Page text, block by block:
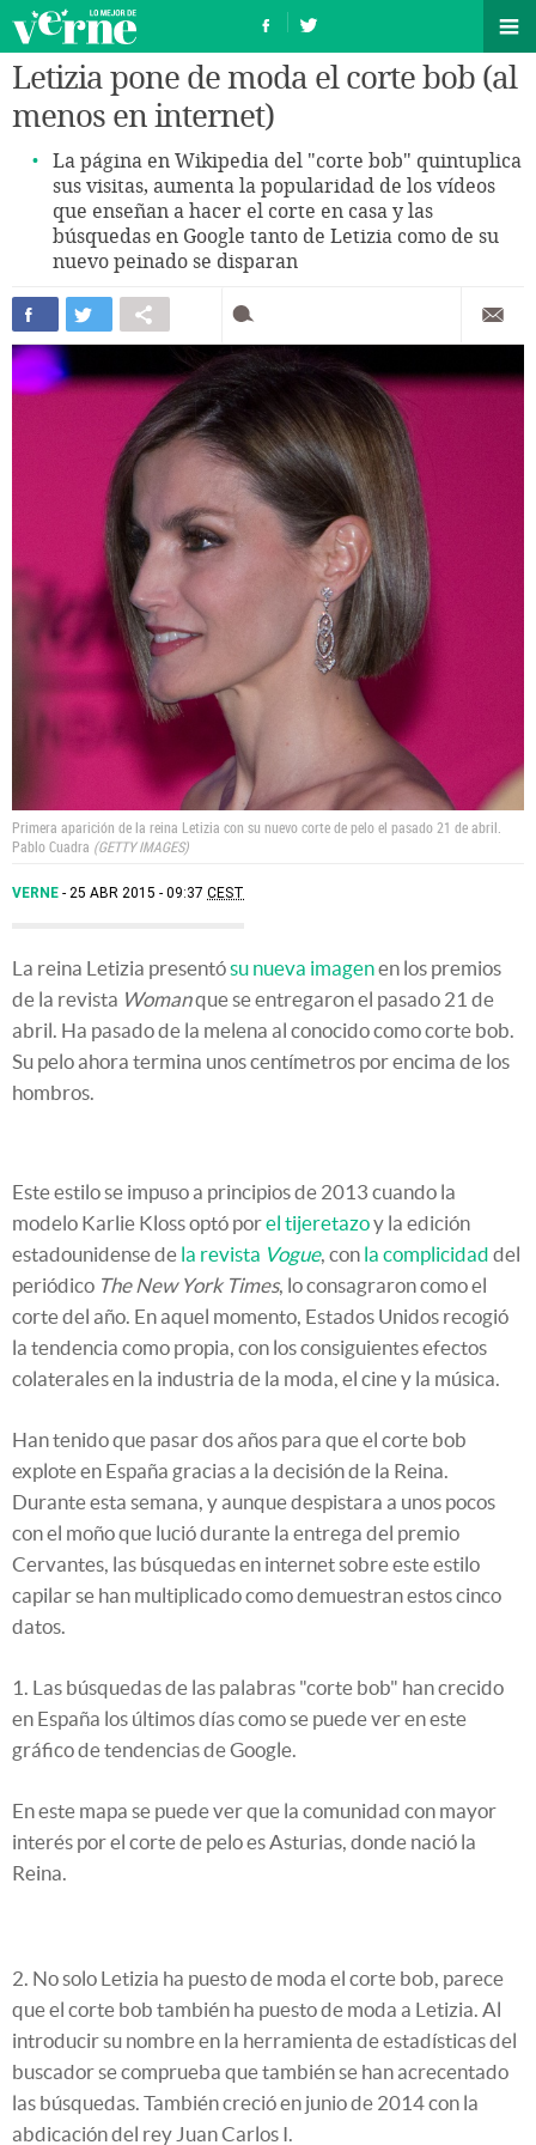
Letizia pone de moda el corte bob (al
menos en internet)
La página en Wikipedia del "corte bob" quintuplica
sus visitas, aumenta la popularidad de los vídeos
que enseñan a hacer el corte en casa y las
búsquedas en Google tanto de Letizia como de su
nuevo peinado se disparan
Primera aparición de la reina Letizia con su nuevo corte de pelo el pasado 21 de abril.
Pablo Cuadra GETTY IMAGES
VERNE 25 ABR 2015 - 09:37 CEST
La reina Letizia presentósu nueva imagenen los premios
de la revista Womanque se entregaron el pasado 21 de
abril. Ha pasado de la melena al conocido como corte bob.
Su pelo ahora termina unos centímetros por encima de los
hombros.
Este estilo se impuso a principios de 2013 cuando la
modelo Karlie Kloss optó porel tijeretazoy la edición
estadounidense de la revista Vogue, con la complicidad del
periódico The New York Times, lo consagraron como el
corte del año. En aquel momento, Estados Unidos recogió
la tendencia como propia, con los consiguientes efectos
colaterales en la industria de la moda, el cine y la música.
Han tenido que pasar dos años para que el corte bob
explote en España gracias a la decisión de la Reina.
Durante esta semana, y aunque despistara a unos pocos
con el moño que lució durante la entrega del premio
Cervantes, las búsquedas en internet sobre este estilo
capilar se han multiplicado como demuestran estos cinco
datos.
1. Las búsquedas de las palabras "corte bob" han crecido
en España los últimos días como se puede ver en este
gráfico de tendencias de Google.
En este mapa se puede ver que la comunidad con mayor
interés por el corte de pelo es Asturias, donde nació la
Reina.
2. No solo Letizia ha puesto de moda el corte bob, parece
que el corte bob también ha puesto de moda a Letizia. Al
introducir su nombre en la herramienta de estadísticas del
buscador se comprueba que también se han acrecentado
las búsquedas. También creció en junio de 2014 con la
abdicación del rey Juan Carlos I.